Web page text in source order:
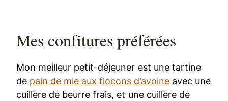
Mes confitures préférées
Mon meilleur petit-déjeuner est une tartine
de pain de mie aux flocons d’avoineavec une
cuillère de beurre frais, et une cuillère de